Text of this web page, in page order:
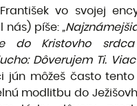
vo svojej
nás) píše:
do Kristovho
Dôverujem Ti.
jún môžeš často
modlitbu do